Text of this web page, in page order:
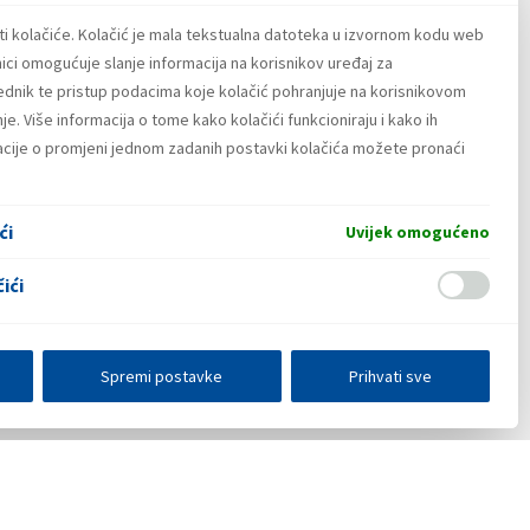
kolačiće. Kolačić je mala tekstualna datoteka u izvornom kodu web
omogućuje slanje informacija na korisnikov uređaj za
te pristup podacima koje kolačić pohranjuje na korisnikovom
Više informacija o tome kako kolačići funkcioniraju i kako ih
o promjeni jednom zadanih postavki kolačića možete pronaći
Uvijek omogućeno
Spremi postavke Prihvati sve